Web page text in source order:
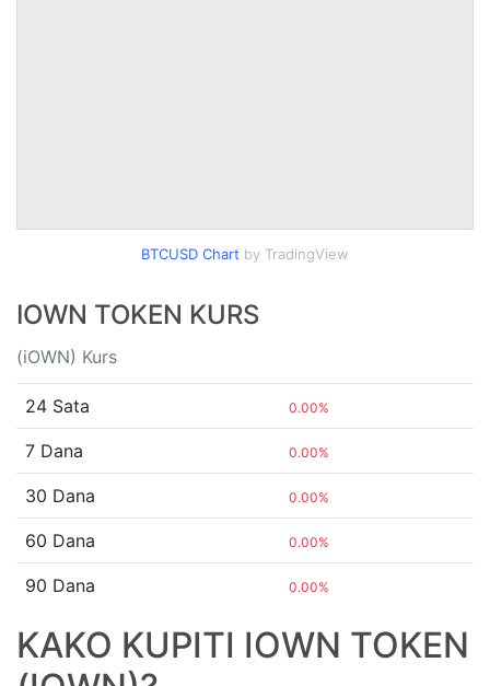
BTCUSD Chart by TradingView
IOWN TOKEN KURS
(iOWN) Kurs
24 Sata 0.00%
7 Dana 0.00%
30 Dana 0.00%
60 Dana 0.00%
90 Dana 0.00%
KAKO KUPITI IOWN TOKEN